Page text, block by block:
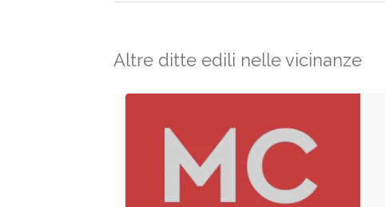
Altre ditte edili nelle vicinanze